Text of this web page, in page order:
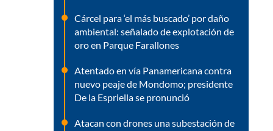
Cárcel para ‘el más buscado’ por daño
ambiental: señalado de explotación de
oro en Parque Farallones
Atentado en vía Panamericana contra
nuevo peaje de Mondomo; presidente
De la Espriella se pronunció
Atacan con drones una subestación de